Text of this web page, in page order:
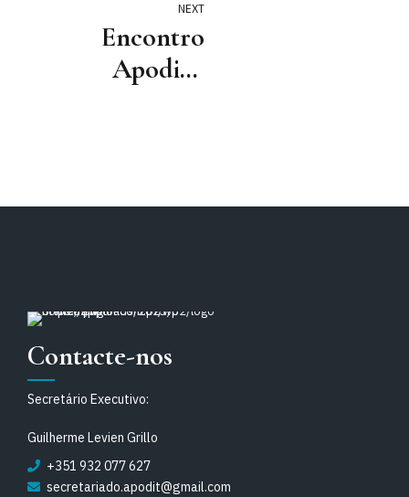
Tribunal de
NEXT
Encontro
Apodit -
Contacte-nos
Secretário Executivo:
Guilherme Levien Grillo
+351 932 077 627
secretariado.apodit@gmail.com